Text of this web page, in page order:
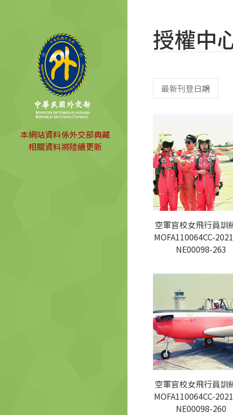
本網站資料係外交部典藏
相關資料將陸續更新
授權中
空軍官校女飛行員訓
MOFA110064CC-
NE00098-263
空軍官校女飛行員訓
MOFA110064CC-
NE00098-260